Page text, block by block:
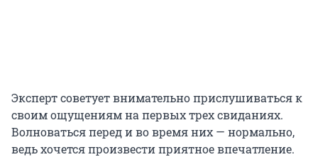
Эксперт советует внимательно прислушиваться к
своим ощущениям на первых трех свиданиях.
Волноваться перед и во время них — нормально,
ведь хочется произвести приятное впечатление.